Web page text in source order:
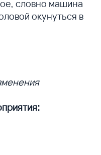
словно машина
окунуться в